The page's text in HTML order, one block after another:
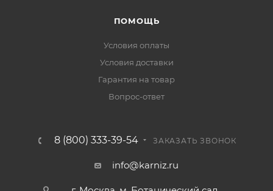
ПОМОЩЬ
Условия оплаты
Условия доставки
Гарантия на товар
Вопрос-ответ
8 (800) 333-39-54 ЗАКАЗАТЬ ЗВОНОК
info@karniz.ru